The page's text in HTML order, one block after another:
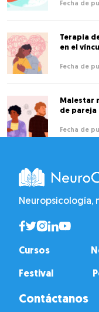
Terapia
en el
Malestar
de pareja
Neuropsicología,
Cursos
Festival
Contáctanos